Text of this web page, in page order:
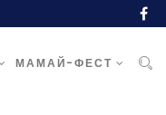
МАМАЙ-ФЕСТ